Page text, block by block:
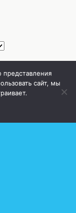
детская стоматология в
Сумы
сайт, мы